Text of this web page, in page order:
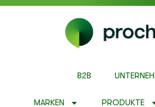
B2B
MARKEN PRODUKTE